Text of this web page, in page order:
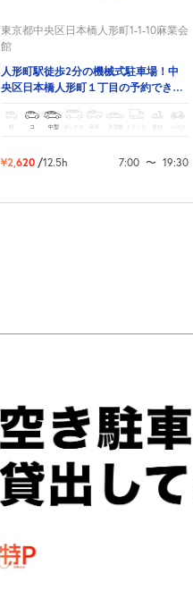
東京都中央区日本橋人形町1-1-10麻業会
館
人形町駅徒歩2分の機械式駐車場！中
央区日本橋人形町１丁目の予約できる
コ 中型 ボックス SUV トラック バイク
¥2,620 /12.5h 7:00 〜 19:30